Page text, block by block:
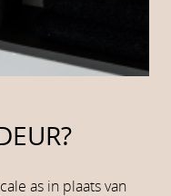
as in plaats van